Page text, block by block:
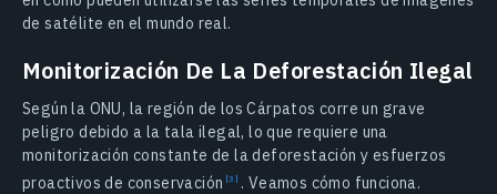
de satélite en el mundo real.
Monitorización De La Deforestación Ilegal
Según la ONU, la región de los Cárpatos corre un grave
peligro debido a la tala ilegal, lo que requiere una
monitorización constante de la deforestación y esfuerzos
proactivos de conservación . Veamos cómo funciona.